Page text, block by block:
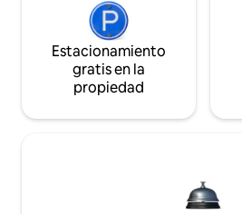
Estacionamiento
gratis en la
propiedad